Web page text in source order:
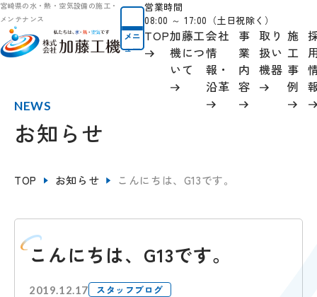
宮崎県の水・熱・空気設備の施工・
メンテナンス
メニ
ュー
営業時間
08:00 ～ 17:00（土日祝除く）
TOP加藤工
機につ
いて
会社
情
報 ・
沿革
事
業
内
容
取り
扱い
機器
施
工
事
例
NEWS
お知らせ
TOP お知らせ こんにちは、G13です。
こんにちは、G13です。
2019.12.17 スタッフブログ